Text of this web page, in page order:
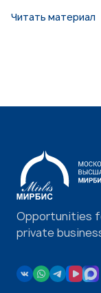
Читать материал
Opportunities
private